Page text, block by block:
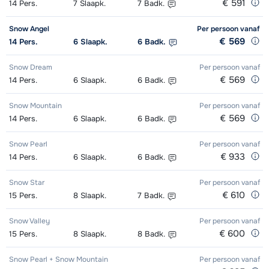
Premium Ski's + Schoenen +
Stokken (8 dagen)
€ 158,00
Premium Schoenen (8 dagen) € 53,00
Classic Ski's + Schoenen + Stokken
(8 dagen)
€ 127,00
Classic Ski's + Stokken (8 dagen) € 99,00
morgens - Beginner (0-1 week)
van week
Groepsles ski Kind (5 - 13 jaar) 's
morgens - Gemiddeld (2-4 weken)
afhankelijk
van week
morgens - Gevorderd (min. 4
weken)
van week
Groepsles snowboard vanaf 5 jaar
's morgens - Beginner (0 weken)
afhankelijk
van week
's morgens - Gemiddeld (1-2 weken)
van week
Groepsles snowboard vanaf 5 jaar
's morgens - Gevorderd (min. 3
afhankelijk
van week
14 Pers. 7 Slaapk. 7 Badk. € 591
Snow Angel Per persoonvanaf
14 Pers. 6 Slaapk. 6 Badk. € 569
Snow Dream Per persoonvanaf
14 Pers. 6 Slaapk. 6 Badk. € 569
Snow Mountain Per persoonvanaf
14 Pers. 6 Slaapk. 6 Badk. € 569
Snow Pearl Per persoonvanaf
14 Pers. 6 Slaapk. 6 Badk. € 933
Snow Star Per persoonvanaf
15 Pers. 8 Slaapk. 7 Badk. € 610
Snow Valley Per persoonvanaf
15 Pers. 8 Slaapk. 8 Badk. € 600
Snow Pearl + Snow Mountain Per persoonvanaf